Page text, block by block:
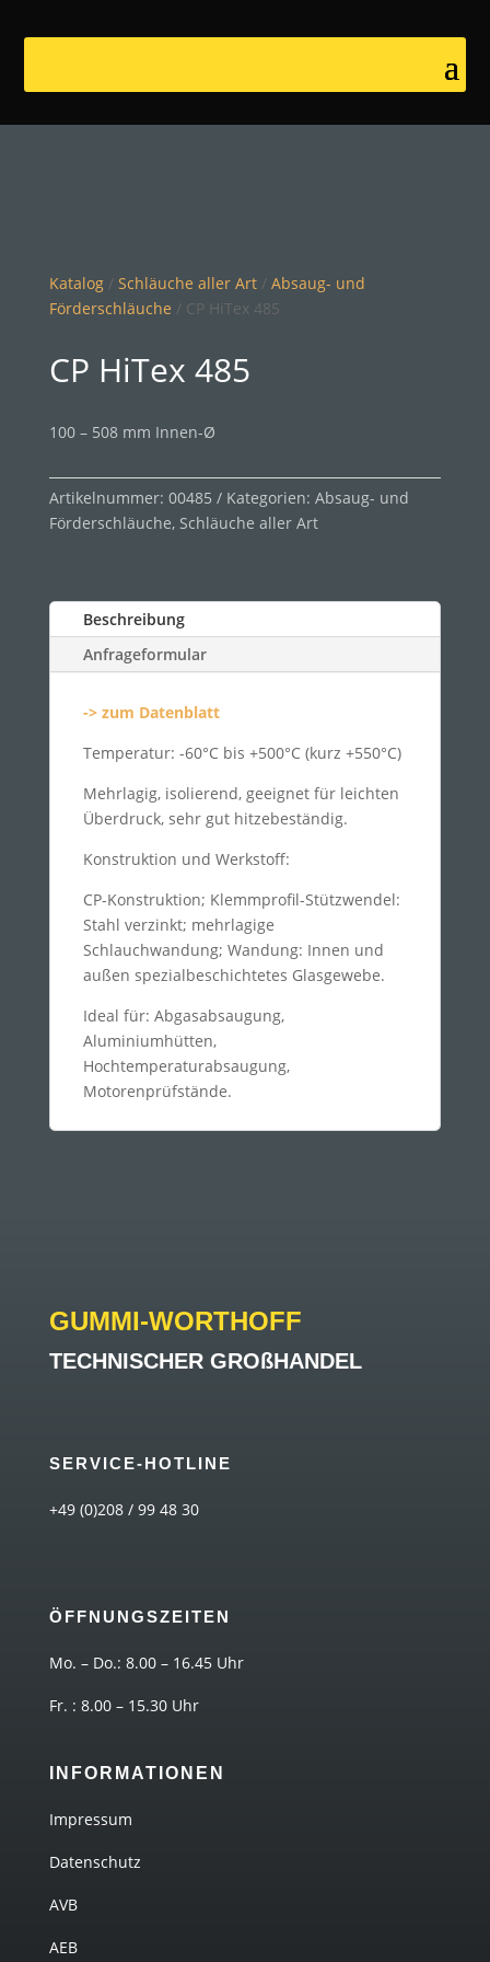
Katalog/ Schläuche aller Art/ Absaug- und
Förderschläuche / CP HiTex 485
CP HiTex 485
100 – 508 mm Innen-Ø
Artikelnummer: 00485 Kategorien: Absaug- und
Förderschläuche, Schläuche aller Art
Beschreibung
Anfrageformular
-> zum Datenblatt
Temperatur: -60°C bis +500°C (kurz +550°C)
Mehrlagig, isolierend, geeignet für leichten
Überdruck, sehr gut hitzebeständig.
Konstruktion und Werkstoff:
CP-Konstruktion; Klemmprofil-Stützwendel:
Stahl verzinkt; mehrlagige
Schlauchwandung; Wandung: Innen und
außen spezialbeschichtetes Glasgewebe.
Ideal für: Abgasabsaugung,
Aluminiumhütten,
Hochtemperaturabsaugung,
Motorenprüfstände.
GUMMI-WORTHOFF
TECHNISCHER GROßHANDEL
SERVICE-HOTLINE
+49 (0)208 / 99 48 30
ÖFFNUNGSZEITEN
Mo. – Do.: 8.00 – 16.45 Uhr
Fr. : 8.00 – 15.30 Uhr
INFORMATIONEN
Impressum
Datenschutz
AVB
AEB